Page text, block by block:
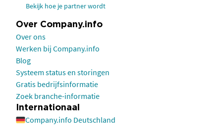
Bekijk hoe je partner wordt
Over Company.info
Over ons
Werken bij Company.info
Blog
Systeem status en storingen
Gratis bedrijfsinformatie
Zoek branche-informatie
Internationaal
Company.info Deutschland